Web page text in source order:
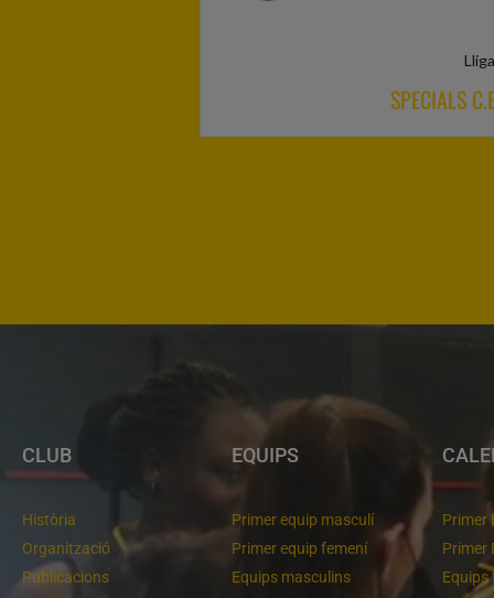
SPECIALS
CLUB
Història
Organització
Publicacions
EQUIPS
Primer equip masculí
Primer equip femení
Equips masculins
Primer
Primer
Equips